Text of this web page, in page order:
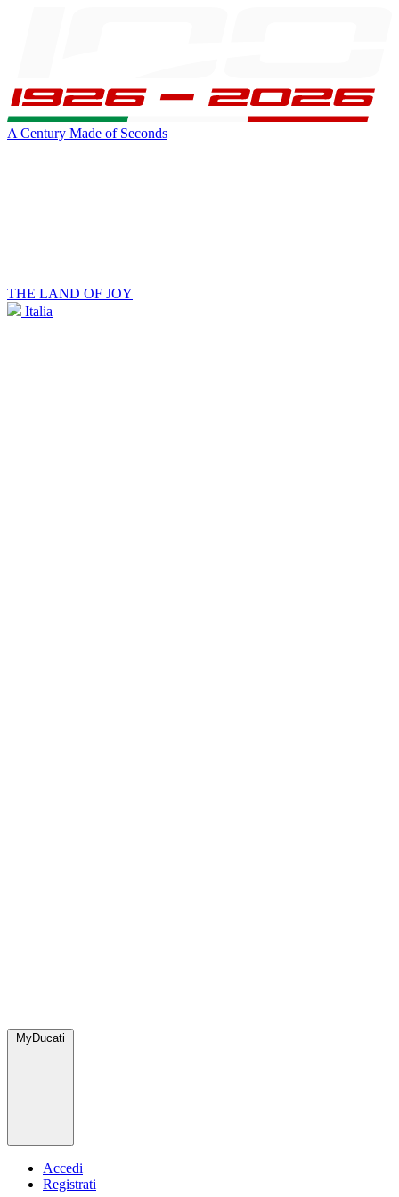
A Century Made of Seconds
THE LAND OF JOY
Italia
MyDucati
Accedi
Registrati